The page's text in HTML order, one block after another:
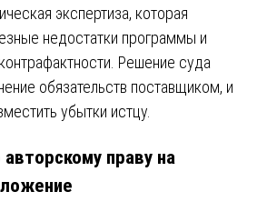
экспертиза, которая
недостатки программы и
Решение суда
обязательств поставщиком, и
убытки истцу.
праву на